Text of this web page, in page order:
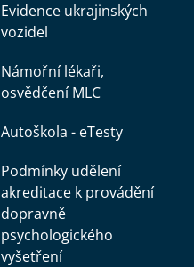
Evidence ukrajinských
vozidel
Námořní lékaři,
osvědčení MLC
Autoškola - eTesty
Podmínky udělení
akreditace k provádění
dopravně
psychologického
vyšetření